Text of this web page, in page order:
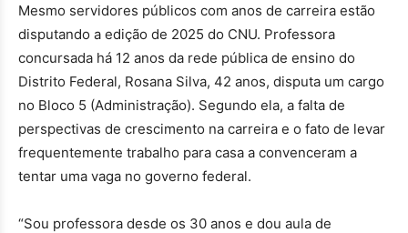
Mesmo servidores públicos com anos de carreira estão
disputando a edição de 2025 do CNU. Professora
concursada há 12 anos da rede pública de ensino do
Distrito Federal, Rosana Silva, 42 anos, disputa um cargo
no Bloco 5 (Administração). Segundo ela, a falta de
perspectivas de crescimento na carreira e o fato de levar
frequentemente trabalho para casa a convenceram a
tentar uma vaga no governo federal.
“Sou professora desde os 30 anos e dou aula de